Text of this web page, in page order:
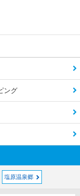
ング
塩原温泉郷